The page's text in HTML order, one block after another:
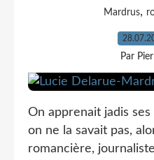
Mardrus,
Par
On apprenait jadis ses
on ne la savait pas,
romancière,